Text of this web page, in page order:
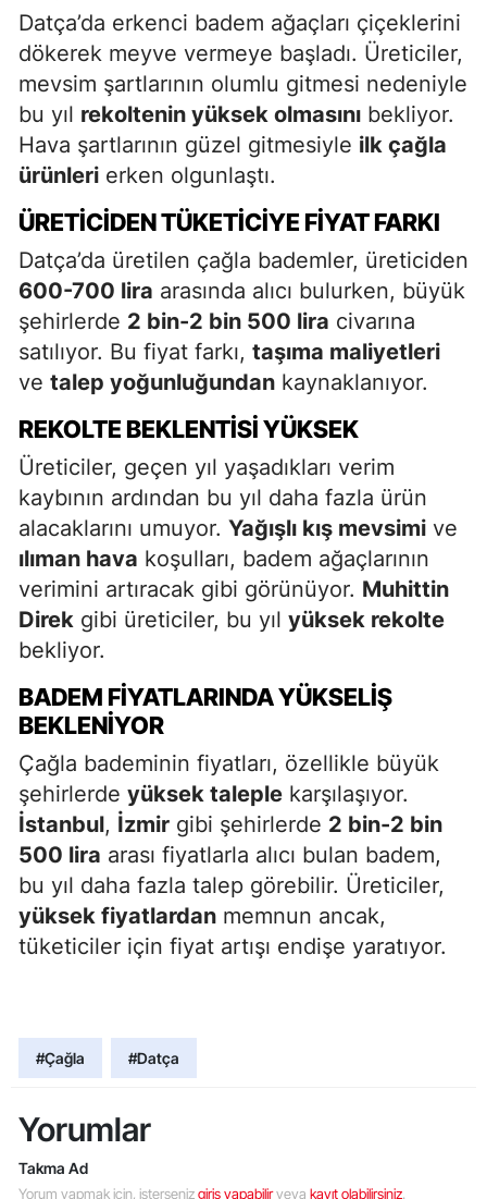
Datça’da erkenci badem ağaçları çiçeklerini
dökerek meyve vermeye başladı. Üreticiler,
mevsim şartlarının olumlu gitmesi nedeniyle
bu yıl rekoltenin yüksek olmasını bekliyor.
Hava şartlarının güzel gitmesiyle ilk çağla
ürünleri erken olgunlaştı.
ÜRETICIDEN TÜKETICIYE FIYAT FARKI
Datça’da üretilen çağla bademler, üreticiden
600-700 lira arasında alıcı bulurken, büyük
şehirlerde 2 bin-2 bin 500 lira civarına
satılıyor. Bu fiyat farkı, taşıma maliyetleri
ve talep yoğunluğundan kaynaklanıyor.
REKOLTE BEKLENTISI YÜKSEK
Üreticiler, geçen yıl yaşadıkları verim
kaybının ardından bu yıl daha fazla ürün
alacaklarını umuyor. Yağışlı kış mevsimi ve
ılıman hava koşulları, badem ağaçlarının
verimini artıracak gibi görünüyor. Muhittin
Direk gibi üreticiler, bu yıl yüksek rekolte
bekliyor.
BADEM FIYATLARINDA YÜKSELIŞ
BEKLENIYOR
Çağla bademinin fiyatları, özellikle büyük
şehirlerde yüksek taleple karşılaşıyor.
İstanbul, İzmir gibi şehirlerde 2 bin-2 bin
500 lira arası fiyatlarla alıcı bulan badem,
bu yıl daha fazla talep görebilir. Üreticiler,
yüksek fiyatlardan memnun ancak,
tüketiciler için fiyat artışı endişe yaratıyor.
#Çağla #Datça
Yorumlar
Takma Ad
Yorum yapmak için, istersenizgiriş yapabilirveya kayıt olabilirsiniz.